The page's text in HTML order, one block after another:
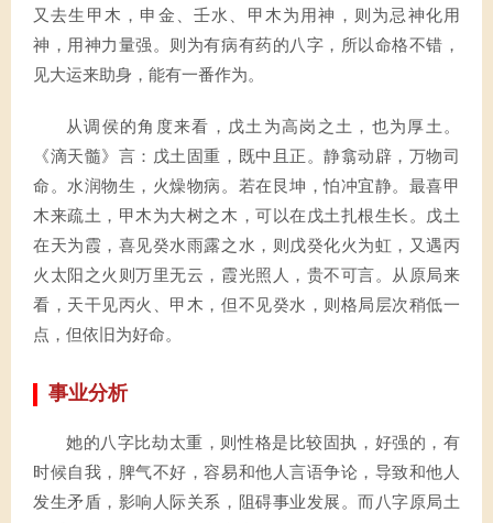
又去生甲木，申金、壬水、甲木为用神，则为忌神化用
神，用神力量强。则为有病有药的八字，所以命格不错，
见大运来助身，能有一番作为。
从调侯的角度来看，戊土为高岗之土，也为厚土。
《滴天髓》言：戊土固重，既中且正。静翕动辟，万物司
命。水润物生，火燥物病。若在艮坤，怕冲宜静。最喜甲
木来疏土，甲木为大树之木，可以在戊土扎根生长。戊土
在天为霞，喜见癸水雨露之水，则戊癸化火为虹，又遇丙
火太阳之火则万里无云，霞光照人，贵不可言。从原局来
看，天干见丙火、甲木，但不见癸水，则格局层次稍低一
点，但依旧为好命。
事业分析
她的八字比劫太重，则性格是比较固执，好强的，有
时候自我，脾气不好，容易和他人言语争论，导致和他人
发生矛盾，影响人际关系，阻碍事业发展。而八字原局土